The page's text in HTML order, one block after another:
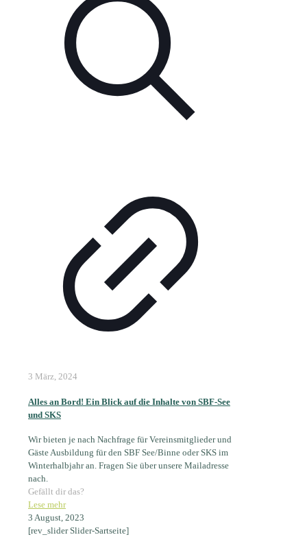
3 März, 2024
Alles an Bord! Ein Blick auf die Inhalte von SBF-See
und SKS
Wir bieten je nach Nachfrage für Vereinsmitglieder und
Gäste Ausbildung für den SBF See/Binne oder SKS im
Winterhalbjahr an. Fragen Sie über unsere Mailadresse
nach.
Gefällt dir das?
Lese mehr
3 August, 2023
[rev_slider Slider-Sartseite]